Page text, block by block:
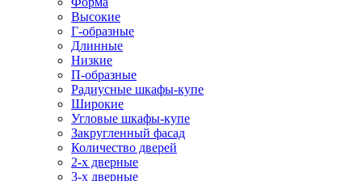
Высокие
Г-образные
Длинные
Низкие
П-образные
Радиусные шкафы-купе
Широкие
Угловые шкафы-купе
Закругленный фасад
Количество дверей
2-х дверные
3-х дверные